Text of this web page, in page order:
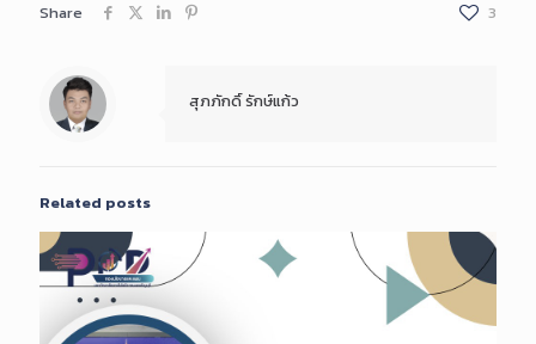
Share 3
สุภภักดิ์ รักษ์แก้ว
Related posts